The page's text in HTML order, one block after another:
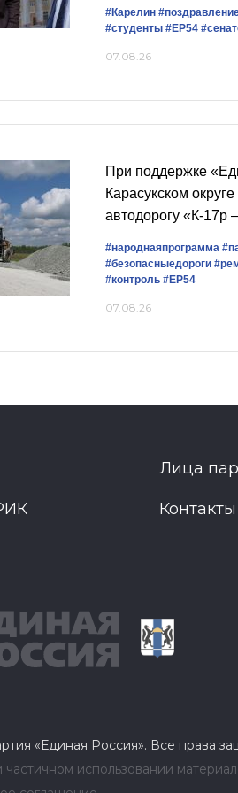
#Карелин
#студенты #ЕР54
07.08.26
При поддержке
Карасукском
автодорогу «К-17р
#народнаяпрограмма
#безопасныедороги
#контроль #ЕР54
07.08.26
Лица
«Единая Россия». Все права
использовании